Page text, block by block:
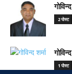
2 पोस्ट
1 पोस्ट